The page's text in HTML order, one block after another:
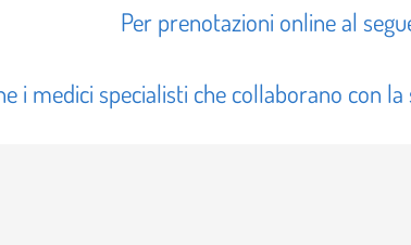
Per prenotazioni online al
i medici specialisti che collaborano con